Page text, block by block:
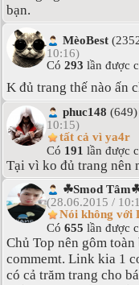
bạn.
MèoBest
10:16)
Có 293 lần được
K đủ trang thế nào ấn
phuc148 (649)
10:15)
tất cả vì ya4r
Có 191 lần được
Tại vì ko đủ trang nên
☘Smod
(28.06.2015 /
Nói không với
Có 655 lần được
Chủ Top nên gôm
commemt. Link kia 1
có cả trăm trang cho